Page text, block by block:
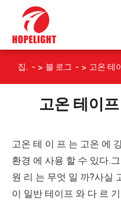
집. 블 로그 고온 테
고온 테이
고온 테 이 프 는 고온 에
환경 에 사용 할 수 있다.
원 리 는 무엇 일 까?사실
이 일반 테이프 와 다 르